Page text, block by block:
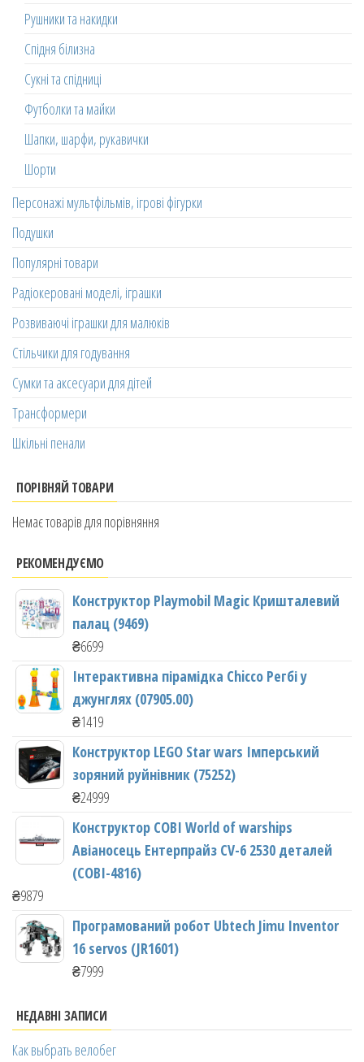
Рушники та накидки
Спідня білизна
Сукні та спідниці
Футболки та майки
Шапки, шарфи, рукавички
Шорти
Персонажі мультфільмів, ігрові фігурки
Подушки
Популярні товари
Радіокеровані моделі, іграшки
Розвиваючі іграшки для малюків
Стільчики для годування
Сумки та аксесуари для дітей
Трансформери
Шкільні пенали
ПОРІВНЯЙ ТОВАРИ
Немає товарів для порівняння
РЕКОМЕНДУЄМО
Конструктор Playmobil Magic Кришталевий
палац (9469)
₴6699
Інтерактивна пірамідка Chicco Регбі у
джунглях (07905.00)
₴1419
Конструктор LEGO Star wars Імперський
зоряний руйнівник (75252)
₴24999
Конструктор COBI World of warships
Авіаносець Ентерпрайз CV-6 2530 деталей
(COBI-4816)
₴9879
Програмований робот Ubtech Jimu Inventor
16 servos (JR1601)
₴7999
НЕДАВНІ ЗАПИСИ
Как выбрать велобег